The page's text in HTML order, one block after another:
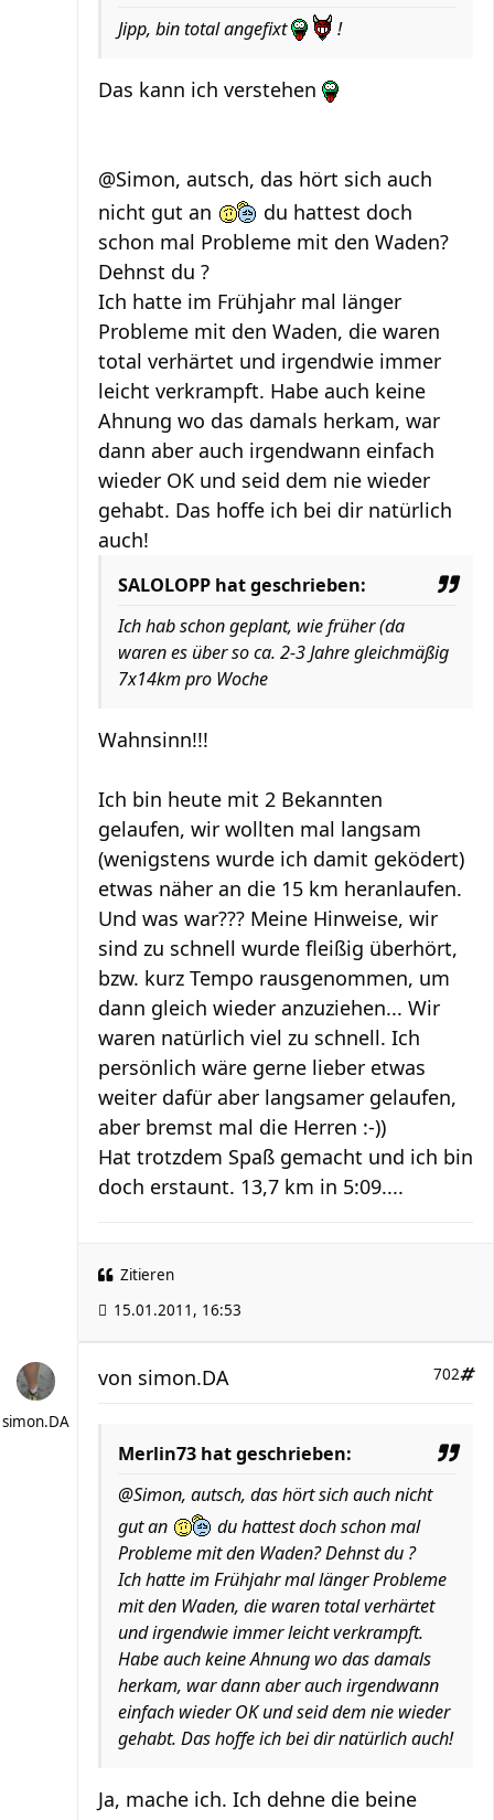
Jipp, bin total angefixt
!
Das kann ich verstehen
@Simon, autsch, das hört sich auch
nicht gut an
du hattest doch
schon mal Probleme mit den Waden?
Dehnst du ?
Ich hatte im Frühjahr mal länger
Probleme mit den Waden, die waren
total verhärtet und irgendwie immer
leicht verkrampft. Habe auch keine
Ahnung wo das damals herkam, war
dann aber auch irgendwann einfach
wieder OK und seid dem nie wieder
gehabt. Das hoffe ich bei dir natürlich
auch!
SALOLOPP hat geschrieben:
Ich hab schon geplant, wie früher (da
waren es über so ca. 2-3 Jahre gleichmäßig
7x14km pro Woche
Wahnsinn!!!
Ich bin heute mit 2 Bekannten
gelaufen, wir wollten mal langsam
(wenigstens wurde ich damit geködert)
etwas näher an die 15 km heranlaufen.
Und was war??? Meine Hinweise, wir
sind zu schnell wurde fleißig überhört,
bzw. kurz Tempo rausgenommen, um
dann gleich wieder anzuziehen... Wir
waren natürlich viel zu schnell. Ich
persönlich wäre gerne lieber etwas
weiter dafür aber langsamer gelaufen,
aber bremst mal die Herren :-))
Hat trotzdem Spaß gemacht und ich bin
doch erstaunt. 13,7 km in 5:09....
Zitieren
15.01.2011, 16:53
simon.DA
702
von simon.DA
Merlin73 hat geschrieben:
@Simon, autsch, das hört sich auch nicht
gut an
du hattest doch schon mal
Probleme mit den Waden? Dehnst du ?
Ich hatte im Frühjahr mal länger Probleme
mit den Waden, die waren total verhärtet
und irgendwie immer leicht verkrampft.
Habe auch keine Ahnung wo das damals
herkam, war dann aber auch irgendwann
einfach wieder OK und seid dem nie wieder
gehabt. Das hoffe ich bei dir natürlich auch!
Ja, mache ich. Ich dehne die beine